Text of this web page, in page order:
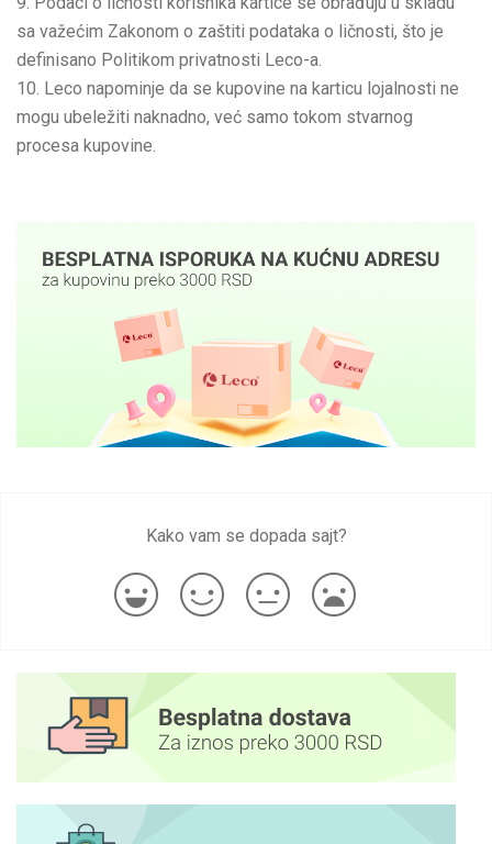
sa važećim Zakonom o zaštiti podataka o ličnosti, što je
definisano Politikom privatnosti Leco-a.
Leco napominje da se kupovine na karticu lojalnosti ne
mogu ubeležiti naknadno, već samo tokom stvarnog
procesa kupovine.
Kako vam se dopada sajt?